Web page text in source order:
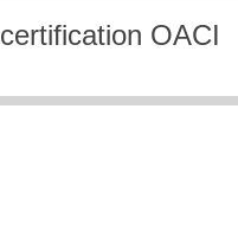
certification OACI